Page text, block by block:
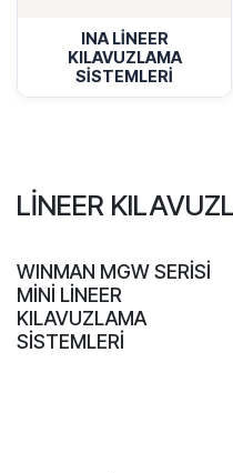
INA LİNEER
KILAVUZLAMA
SİSTEMLERİ
LİNEER
WINMAN MGW SERİSİ
MİNİ LİNEER
KILAVUZLAMA
SİSTEMLERİ